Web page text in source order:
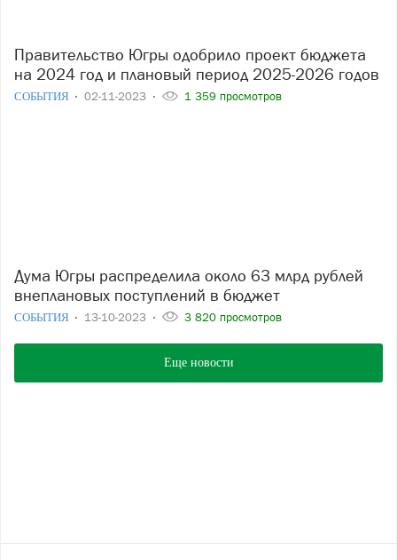
Правительство Югры одобрило проект бюджета
на 2024 год и плановый период 2025-2026 годов
СОБЫТИЯ 02-11-2023 1 359 просмотров
Дума Югры распределила около 63 млрд рублей
внеплановых поступлений в бюджет
СОБЫТИЯ 13-10-2023 3 820 просмотров
Еще новости